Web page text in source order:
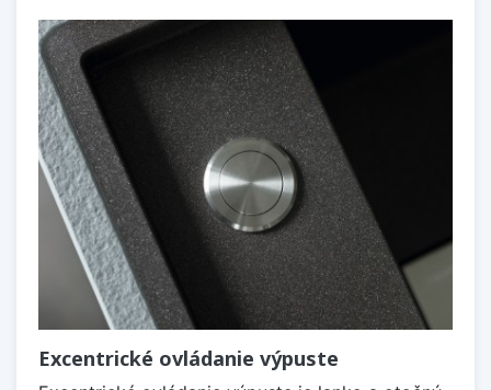
Excentrické ovládanie výpuste